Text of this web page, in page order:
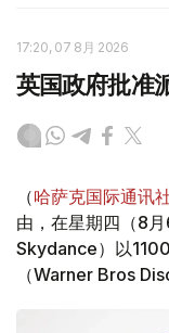
17:20, 07 8月 2026
英国政府批准
（哈萨克国际通讯
由，在星期四（8
Skydance）以
（Warner Bros